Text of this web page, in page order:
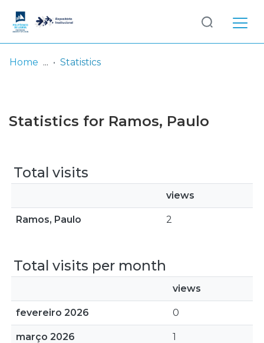
Browse repository
Log
In
Home Statistics
Statistics for Ramos, Paulo
Total visits
views
Ramos, Paulo 2
Total visits per month
views
fevereiro 2026 0
março 2026 1